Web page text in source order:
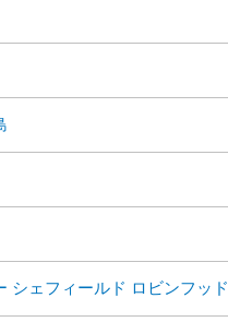
シェフィールド ロビンフッド